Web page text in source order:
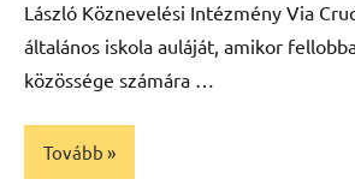
László Köznevelési Intézmény Via
általános iskola auláját, amikor
közössége számára …
Tovább